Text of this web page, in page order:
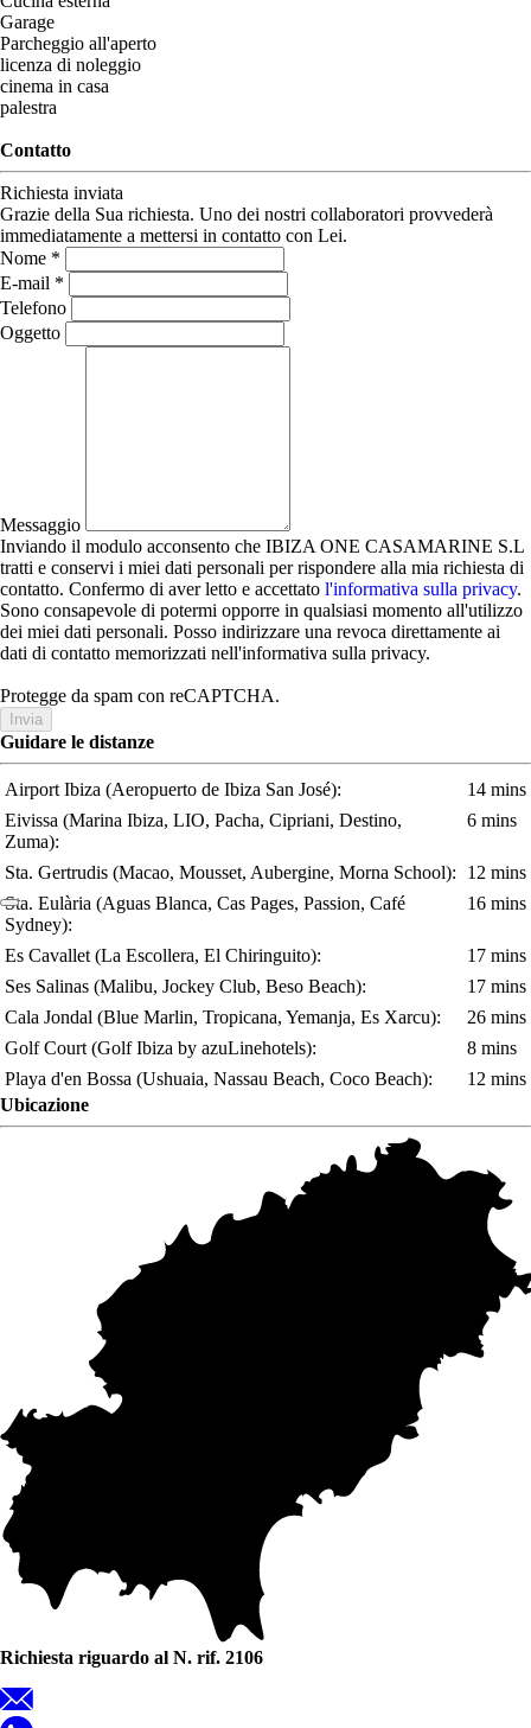
Garage
Parcheggio all'aperto
licenza di noleggio
cinema in casa
palestra
Contatto
Richiesta inviata
Grazie della Sua richiesta. Uno dei nostri collaboratori provvederà
immediatamente a mettersi in contatto con Lei.
Nome *
E-mail *
Telefono
Oggetto
Messaggio
Inviando il modulo acconsento che IBIZA ONE CASAMARINE S.L
tratti e conservi i miei dati personali per rispondere alla mia richiesta di
contatto. Confermo di aver letto e accettato l'informativa sulla privacy.
Sono consapevole di potermi opporre in qualsiasi momento all'utilizzo
dei miei dati personali. Posso indirizzare una revoca direttamente ai
dati di contatto memorizzati nell'informativa sulla privacy.
Protegge da spam con reCAPTCHA.
Invia
Guidare le distanze
Airport Ibiza (Aeropuerto de Ibiza San José):
14 mins
Eivissa (Marina Ibiza, LIO, Pacha, Cipriani, Destino,
Zuma):
6 mins
Sta. Gertrudis (Macao, Mousset, Aubergine, Morna School):
12 mins
Sta. Eulària (Aguas Blanca, Cas Pages, Passion, Café
Sydney):
16 mins
Es Cavallet (La Escollera, El Chiringuito):
17 mins
Ses Salinas (Malibu, Jockey Club, Beso Beach):
17 mins
Cala Jondal (Blue Marlin, Tropicana, Yemanja, Es Xarcu):
26 mins
Golf Court (Golf Ibiza by azuLinehotels):
8 mins
Playa d'en Bossa (Ushuaia, Nassau Beach, Coco Beach):
12 mins
Ubicazione
Richiesta riguardo al N. rif. 2106